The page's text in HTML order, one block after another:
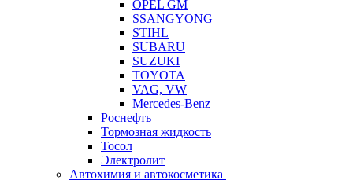
OPEL GM
SSANGYONG
STIHL
SUBARU
SUZUKI
TOYOTA
VAG, VW
Мercedes-Benz
Роснефть
Тормозная жидкость
Тосол
Электролит
Автохимия и автокосметика